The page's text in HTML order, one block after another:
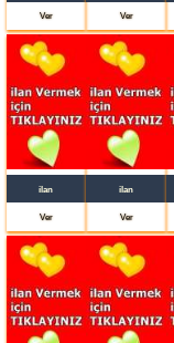
Ver Ver
ilan
Ver
ilan
Ver